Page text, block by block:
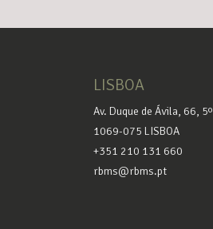
LISBOA
Av. Duque de Ávila, 66, 5º
1069-075 LISBOA
+351 210 131 660
rbms@rbms.pt